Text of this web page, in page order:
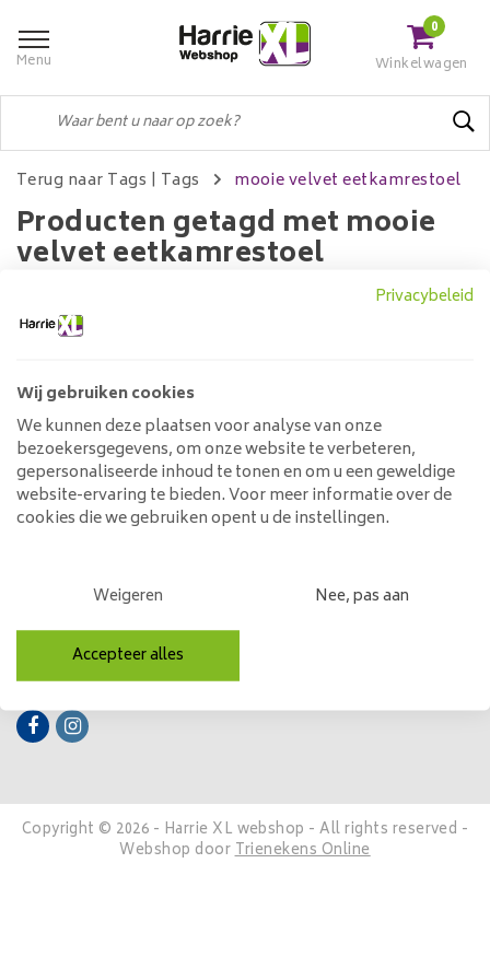
Menu
0
Winkelwagen
Terug naar Tags | Tags mooie velvet eetkamrestoel
Producten getagd met mooie
velvet eetkamrestoel
Geen producten gevonden!...
Klantenservice
Mijn account
Categorieën
Contactgegevens
Volg ons
Copyright © 2026 - Harrie XL webshop - All rights reserved -
Webshop doorTrienekens Online
Privacybeleid
Wij gebruiken cookies
We kunnen deze plaatsen voor analyse van onze
bezoekersgegevens, om onze website te verbeteren,
gepersonaliseerde inhoud te tonen en om u een geweldige
website-ervaring te bieden. Voor meer informatie over de
cookies die we gebruiken opent u de instellingen.
Weigeren Nee, pas aan
Accepteer alles